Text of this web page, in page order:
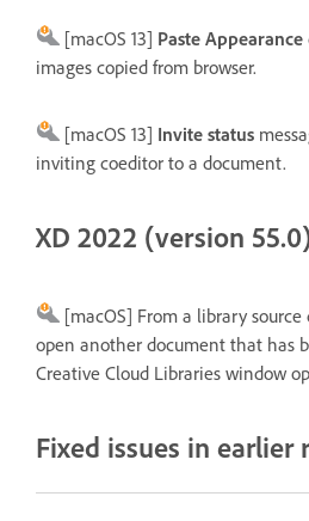
[macOS 13] Paste Appearance
images copied from browser.
[macOS 13] Invite status
inviting coeditor to a document.
XD 2022 (version
[macOS] From a library
open another document that has
Creative Cloud Libraries window
Fixed issues in earlier